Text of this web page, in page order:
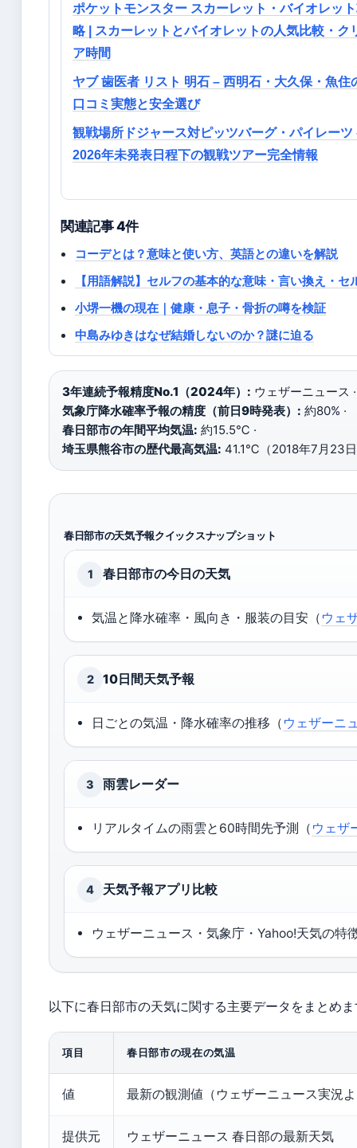
ポケットモンスター スカーレット・バイオレッ
略 | スカーレットとバイオレットの人気比較・ク
ア時間
ヤブ 歯医者 リスト 明石 – 西明石・大久保・魚住
口コミ実態と安全選び
観戦場所ドジャース対ピッツバーグ・パイレーツ
2026年未発表日程下の観戦ツアー完全情報
関連記事 4件
コーデとは？意味と使い方、英語との違いを解説
【用語解説】セルフの基本的な意味・言い換え・
小堺一機の現在｜健康・息子・骨折の噂を検証
中島みゆきはなぜ結婚しないのか？謎に迫る
3年連続予報精度No.1（2024年）: ウェザーニュース ·
気象庁降水確率予報の精度（前日9時発表）: 約80% ·
春日部市の年間平均気温: 約15.5℃ ·
埼玉県熊谷市の歴代最高気温: 41.1℃（2018年7月23
春日部市の天気予報クイックスナップショット
1 春日部市の今日の天気
気温と降水確率・風向き・服装の目安（ ウェ
2 10日間天気予報
日ごとの気温・降水確率の推移（ ウェザーニ
3 雨雲レーダー
リアルタイムの雨雲と60時間先予測（ ウェザ
4 天気予報アプリ比較
ウェザーニュース・気象庁・Yahoo!天気の特
以下に春日部市の天気に関する主要データをまとめ
項目 春日部市の現在の気温
値 最新の観測値（ウェザーニュース実況
提供元 ウェザーニュース 春日部の最新天気